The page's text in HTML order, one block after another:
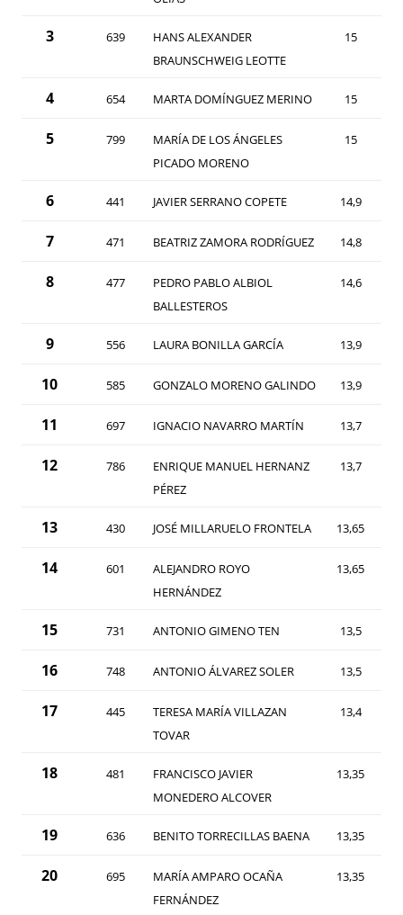
3 639
HANS ALEXANDER
BRAUNSCHWEIG LEOTTE
15
4 654 MARTA DOMÍNGUEZ MERINO 15
5 799
MARÍA DE LOS ÁNGELES
PICADO MORENO
15
6 441 JAVIER SERRANO COPETE 14,9
7 471 BEATRIZ ZAMORA RODRÍGUEZ 14,8
8 477
PEDRO PABLO ALBIOL
BALLESTEROS
14,6
9 556 LAURA BONILLA GARCÍA 13,9
10 585 GONZALO MORENO GALINDO 13,9
11 697 IGNACIO NAVARRO MARTÍN 13,7
12 786
ENRIQUE MANUEL HERNANZ
PÉREZ
13,7
13 430 JOSÉ MILLARUELO FRONTELA 13,65
14 601
ALEJANDRO ROYO
HERNÁNDEZ
13,65
15 731 ANTONIO GIMENO TEN 13,5
16 748 ANTONIO ÁLVAREZ SOLER 13,5
17 445
TERESA MARÍA VILLAZAN
TOVAR
13,4
18 481
FRANCISCO JAVIER
MONEDERO ALCOVER
13,35
19 636 BENITO TORRECILLAS BAENA 13,35
20 695
MARÍA AMPARO OCAÑA
FERNÁNDEZ
13,35